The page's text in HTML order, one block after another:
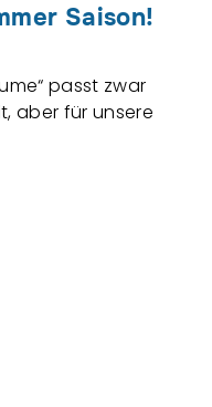
Saison!
passt zwar
aber für unsere